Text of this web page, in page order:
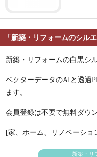
「新築・リフォームのシル
新築・リフォームの白黒シ
ベクターデータのAIと透過
ます。
会員登録は不要で無料ダウ
[家、ホーム、リノベーショ
新築・リ